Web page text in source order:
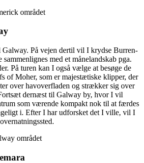
området
Galway. På vejen dertil vil I krydse Burren-
sammenlignes med et månelandskab pga.
På turen kan I også vælge at besøge de
of Moher, som er majestætiske klipper, der
over havoverfladen og strækker sig over
dernæst til Galway by, hvor I vil
som værende kompakt nok til at færdes
i. Efter I har udforsket det I ville, vil I
området